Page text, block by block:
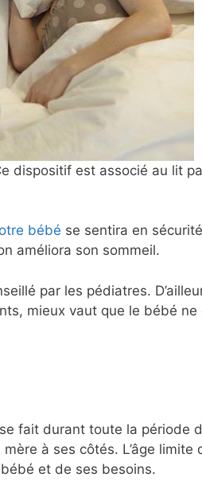
dispositif est associé au lit
bébé se sentira en
améliora son sommeil.
par les pédiatres.
mieux vaut que le bébé
fait durant toute la période
mère à ses côtés. L’âge
et de ses besoins.